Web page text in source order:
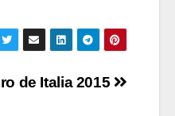
de Italia 2015